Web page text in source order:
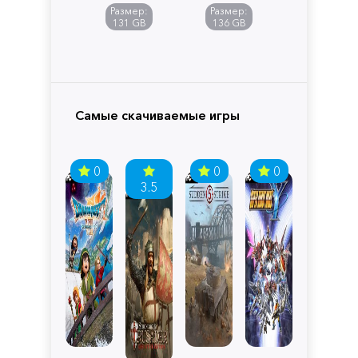
Размер:
131 GB
of
Pandora
Размер:
136 GB
Самые скачиваемые игры
0
3.5
0 0